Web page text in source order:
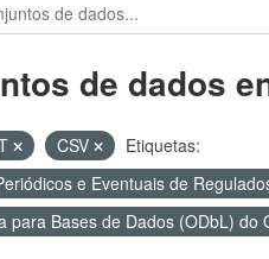
de dados
CSV
Etiquetas:
e Eventuais de
para Bases de Dados (ODbL) do